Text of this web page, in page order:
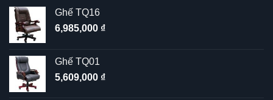
Ghế TQ16
6,985,000 ₫
Ghế TQ01
5,609,000 ₫